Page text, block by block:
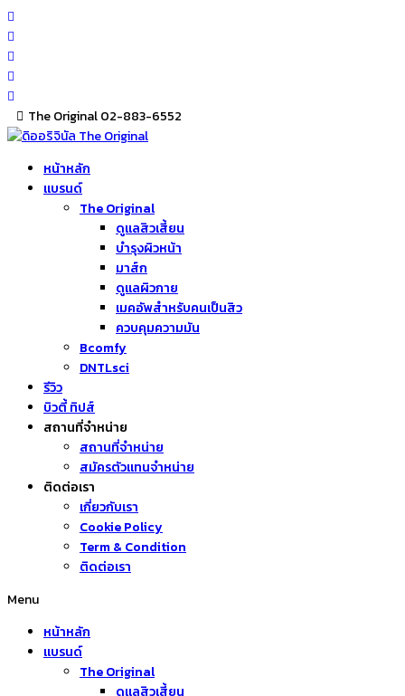
Skip
to
content
The Original 02-883-6552
หน้าหลัก
แบรนด์
The Original
ดูแลสิวเสี้ยน
บำรุงผิวหน้า
มาส์ก
ดูแลผิวกาย
เมคอัพสำหรับคนเป็นสิว
ควบคุมความมัน
Bcomfy
DNTLsci
รีวิว
บิวตี้ ทิปส์
สถานที่จำหน่าย
สถานที่จำหน่าย
สมัครตัวแทนจำหน่าย
ติดต่อเรา
เกี่ยวกับเรา
Cookie Policy
Term & Condition
ติดต่อเรา
Menu
หน้าหลัก
แบรนด์
The Original
ดูแลสิวเสี้ยน